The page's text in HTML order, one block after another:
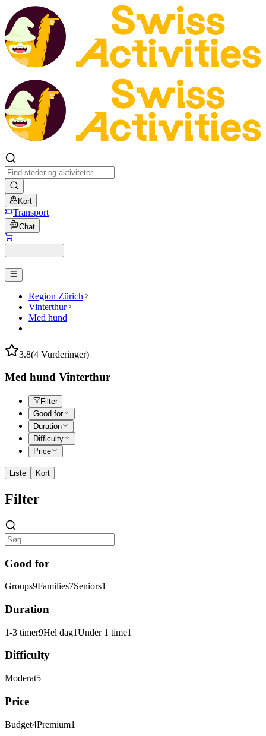
Kort
Transport
Chat
Region Zürich
Vinterthur
Med hund
3.8(4 Vurderinger)
Med hund Vinterthur
Filter
Good for
Duration
Difficulty
Price
Liste Kort
Filter
Good for
Groups9Families7Seniors1
Duration
1-3 timer9Hel dag1Under 1 time1
Difficulty
Moderat5
Price
Budget4Premium1